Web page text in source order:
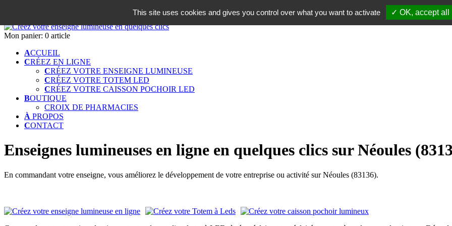
Mon panier: 0 article
ACCUEIL
CRÉEZ EN LIGNE
CRÉEZ VOTRE ENSEIGNE LUMINEUSE
CRÉEZ VOTRE TOTEM LED
CRÉEZ VOTRE CAISSON POCHOIR LED
BOUTIQUE
CROIX DE PHARMACIES
À PROPOS
CONTACT
Enseignes lumineuses en ligne en quelques clics sur Néoules
En commandant votre enseigne, vous améliorez le développement de votre entreprise ou activité sur Néoules (83136).
This site uses cookies and gives you control over what you want to activate ✓ OK, accept all